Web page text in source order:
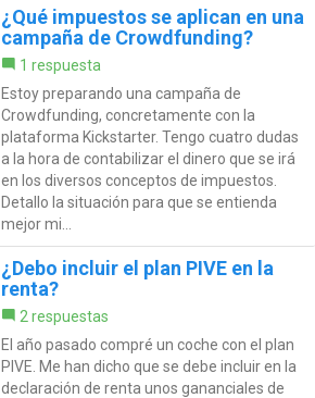
¿Qué impuestos se aplican en una
campaña de Crowdfunding?
1 respuesta
Estoy preparando una campaña de
Crowdfunding, concretamente con la
plataforma Kickstarter. Tengo cuatro dudas
a la hora de contabilizar el dinero que se irá
en los diversos conceptos de impuestos.
Detallo la situación para que se entienda
mejor mi...
¿Debo incluir el plan PIVE en la
renta?
2 respuestas
El año pasado compré un coche con el plan
PIVE. Me han dicho que se debe incluir en la
declaración de renta unos gananciales de